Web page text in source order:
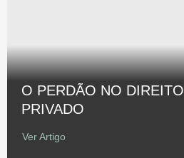
O PERDÃO NO DIREITO
PRIVADO
Ver Artigo